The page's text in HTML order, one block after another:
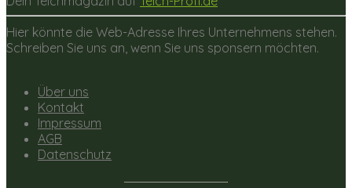
Hier könnte die Web-Adresse Ihres Unternehmens stehen.
Schreiben Sie uns an, wenn Sie uns sponsern möchten.
Über uns
Kontakt
Impressum
AGB
Datenschutz